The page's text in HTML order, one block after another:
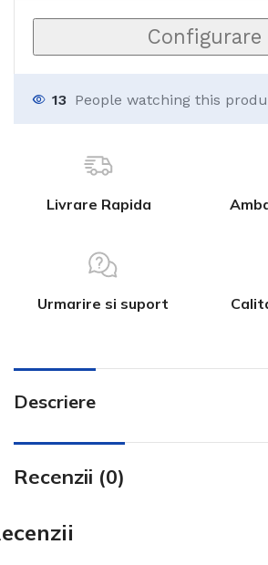
Configurare
13 People watching this
Livrare Rapida
Urmarire si suport
Descriere
Recenzii (0)